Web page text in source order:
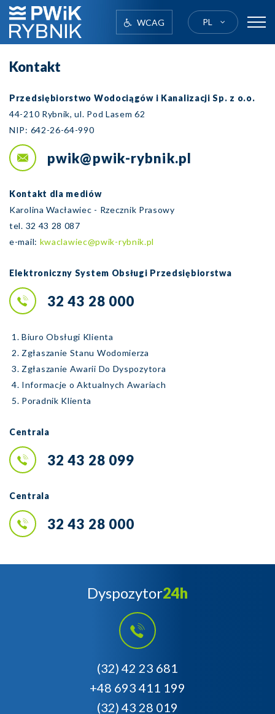
logo
WCAG PL
Kontakt
Przedsiębiorstwo Wodociągów i Kanalizacji Sp. z o.o.
44-210 Rybnik, ul. Pod Lasem 62
NIP: 642-26-64-990
pwik@pwik-rybnik.pl
Kontakt dla mediów
Karolina Wacławiec - Rzecznik Prasowy
tel. 32 43 28 087
e-mail: kwaclawiec@pwik-rybnik.pl
Elektroniczny System Obsługi Przedsiębiorstwa
32 43 28 000
Biuro Obsługi Klienta
Zgłaszanie Stanu Wodomierza
Zgłaszanie Awarii Do Dyspozytora
Informacje o Aktualnych Awariach
Poradnik Klienta
Centrala
32 43 28 099
Centrala
32 43 28 000
Dyspozytor24h
(32) 42 23 681
+48 693 411 199
(32) 43 28 019